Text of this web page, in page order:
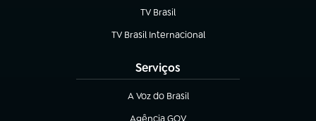
TV Brasil
(abre em nova aba)
TV Brasil Internacional
(abre em nova aba)
Serviços
A Voz do Brasil
(abre em nova aba)